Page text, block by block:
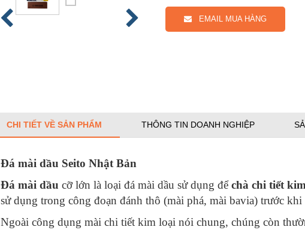
EMAIL MUA HÀNG
CHI TIẾT VỀ SẢN PHẨM THÔNG TIN DOANH NGHIỆP
Đá mài dầu Seito Nhật Bản
Đá mài dầu cỡ lớn là loại đá mài dầu sử dụng đểchà chi tiết
sử dụng trong công đoạn đánh thô (mài phá, mài bavia) trước
Ngoài công dụng mài chi tiết kim loại nói chung, chúng còn